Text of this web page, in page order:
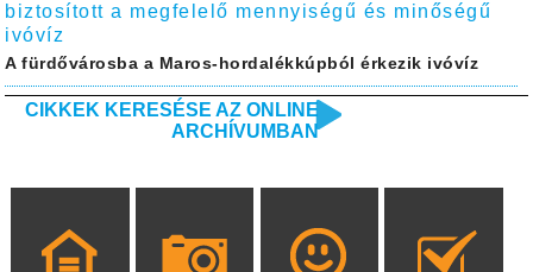
biztosított a megfelelő mennyiségű és minőségű
ivóvíz
A fürdővárosba a Maros-hordalékkúpból érkezik ivóvíz
CIKKEK KERESÉSE AZ ONLINE
ARCHÍVUMBAN